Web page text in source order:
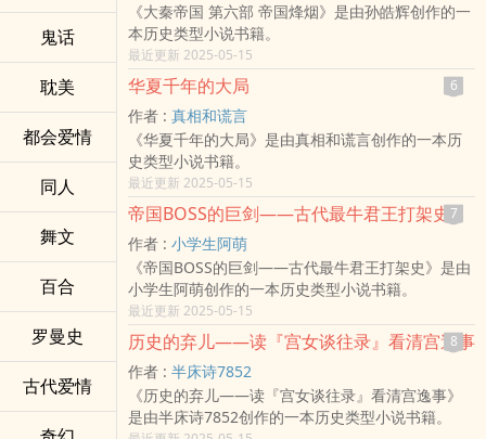
鬼话
耽美
都会爱情
同人
舞文
百合
罗曼史
古代爱情
《大秦帝国 第六部 帝国烽烟》是由孙皓辉创作的一
本历史类型小说书籍。
最近更新 2025-05-15
华夏千年的大局 6
作者 : 真相和谎言
《华夏千年的大局》是由真相和谎言创作的一本历
史类型小说书籍。
最近更新 2025-05-15
帝国BOSS的巨剑——古代最牛君王打架史 7
作者 : 小学生阿萌
《帝国BOSS的巨剑——古代最牛君王打架史》是由
小学生阿萌创作的一本历史类型小说书籍。
最近更新 2025-05-15
历史的弃儿——读『宫女谈往录』看清宫逸事
8
作者 : 半床诗7852
《历史的弃儿——读『宫女谈往录』看清宫逸事》
是由半床诗7852创作的一本历史类型小说书籍。